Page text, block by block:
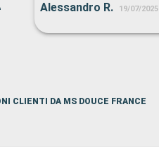
Alessandro R. 19/07/2025
CLIENTI DA MS DOUCE FRANCE